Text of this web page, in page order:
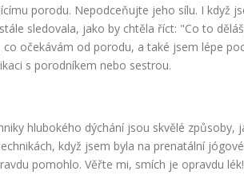
porodu. Nepodceňujte jeho sílu. I když
sledovala, jako by chtěla říct: "Co to
očekávám od porodu, a také jsem lépe
s porodníkem nebo sestrou.
hlubokého dýchání jsou skvělé způsoby,
když jsem byla na prenatální
pomohlo. Věřte mi, smích je opravdu lék!